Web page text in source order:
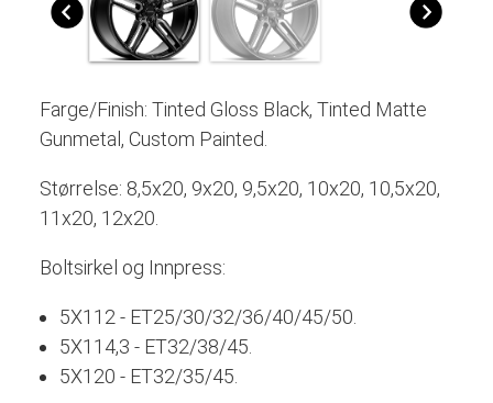
Farge/Finish: Tinted Gloss Black, Tinted Matte
Gunmetal, Custom Painted.
Størrelse: 8,5x20, 9x20, 9,5x20, 10x20, 10,5x20,
11x20, 12x20.
Boltsirkel og Innpress:
5X112 - ET25/30/32/36/40/45/50.
5X114,3 - ET32/38/45.
5X120 - ET32/35/45.